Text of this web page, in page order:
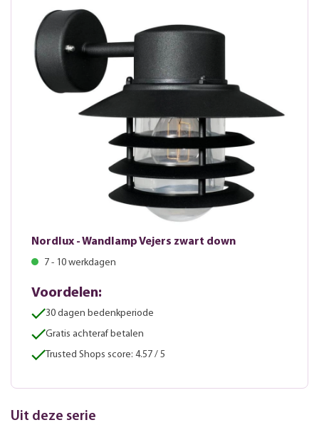
Nordlux - Wandlamp Vejers zwart down
7 - 10 werkdagen
Voordelen:
30 dagen bedenkperiode
Gratis achteraf betalen
Trusted Shops score: 4.57 / 5
Uit deze serie